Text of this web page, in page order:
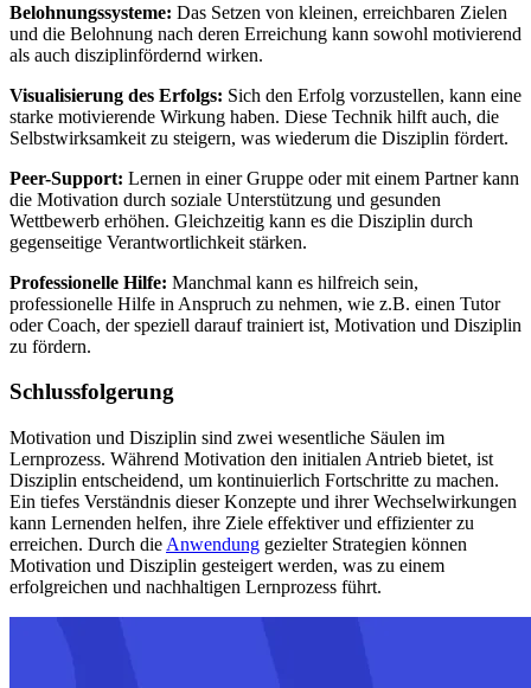
Belohnungssysteme: Das Setzen von kleinen, erreichbaren Zielen
und die Belohnung nach deren Erreichung kann sowohl motivierend
als auch disziplinfördernd wirken.
Visualisierung des Erfolgs: Sich den Erfolg vorzustellen, kann eine
starke motivierende Wirkung haben. Diese Technik hilft auch, die
Selbstwirksamkeit zu steigern, was wiederum die Disziplin fördert.
Peer-Support: Lernen in einer Gruppe oder mit einem Partner kann
die Motivation durch soziale Unterstützung und gesunden
Wettbewerb erhöhen. Gleichzeitig kann es die Disziplin durch
gegenseitige Verantwortlichkeit stärken.
Professionelle Hilfe: Manchmal kann es hilfreich sein,
professionelle Hilfe in Anspruch zu nehmen, wie z.B. einen Tutor
oder Coach, der speziell darauf trainiert ist, Motivation und Disziplin
zu fördern.
Schlussfolgerung
Motivation und Disziplin sind zwei wesentliche Säulen im
Lernprozess. Während Motivation den initialen Antrieb bietet, ist
Disziplin entscheidend, um kontinuierlich Fortschritte zu machen.
Ein tiefes Verständnis dieser Konzepte und ihrer Wechselwirkungen
kann Lernenden helfen, ihre Ziele effektiver und effizienter zu
erreichen. Durch die Anwendung gezielter Strategien können
Motivation und Disziplin gesteigert werden, was zu einem
erfolgreichen und nachhaltigen Lernprozess führt.